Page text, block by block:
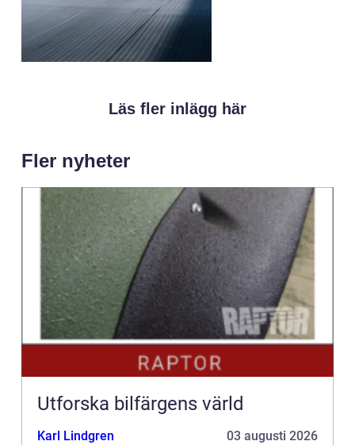
Läs fler inlägg här
Fler nyheter
Utforska bilfärgens värld
Karl Lindgren 03 augusti 2026